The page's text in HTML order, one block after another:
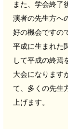
また、学会終了
演者の先生方へ
好の機会ですの
平成に生まれた
して平成の終焉
大会になります
て、多くの先生
上げます。